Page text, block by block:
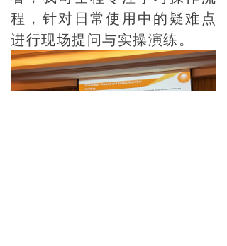
程，针对日常使用中的疑难点
进行现场提问与实操演练。